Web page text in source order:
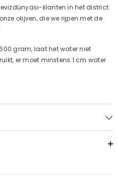
klanten in het district
olijven, die we rijpen met de
gram, laat het water niet
er moet minstens 1 cm water